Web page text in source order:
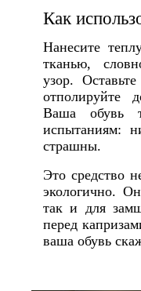
Как
Нанесите
тканью,
узор.
отполируйте
Ваша обувь
испытаниям:
страшны.
Это средство
экологично.
так и для
перед
ваша обувь